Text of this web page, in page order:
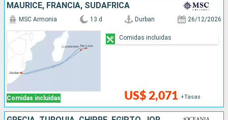
MAURICE, FRANCIA, SUDAFRICA
Comidas incluidas
MSC Armonia 13 d Durban 26/12/2026
US$ 2,071 +Tasas
Comidas incluidas